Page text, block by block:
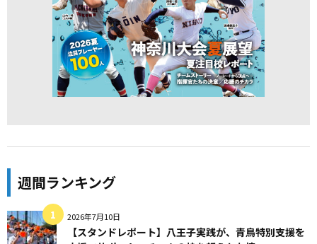
週間ランキング
2026年7月10日
【スタンドレポート】八王子実践が、青鳥特別支援を